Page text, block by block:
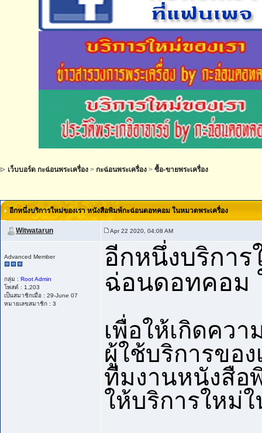
เว็บบอร์ด กะฉ่อนพระเครื่อง > กะฉ่อนพระเครื่อง > ซื้อ-ขายพระเครื่อง
อีกหนึ่งบริการใหม่ของเรา หนังสือพิมพ์กะฉ่อนดอทคอม ในหมวดพระเครื่อง
Witwatarun Apr 22 2020, 04:08 AM
Advanced Member
กลุ่ม : Root Admin
โพสต์ : 1,203
เป็นสมาชิกเมื่อ : 29-June 07
หมายเลขสมาชิก : 3
อีกหนึ่งบริการ
ฉ่อนดอทคอม
เพื่อให้เกิดคว
ผู้ใช้บริการขอ
ทีมงานหนังสือ
ให้บริการใหม่